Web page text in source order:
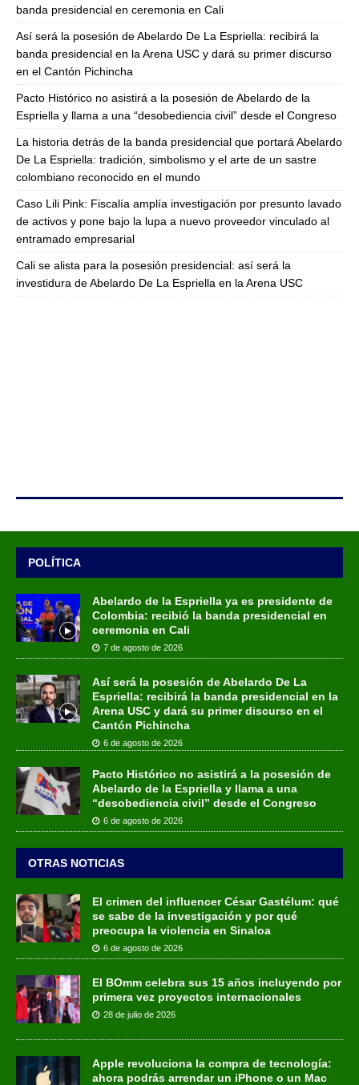
banda presidencial en ceremonia en Cali
Así será la posesión de Abelardo De La Espriella: recibirá la
banda presidencial en la Arena USC y dará su primer discurso
en el Cantón Pichincha
Pacto Histórico no asistirá a la posesión de Abelardo de la
Espriella y llama a una “desobediencia civil” desde el Congreso
La historia detrás de la banda presidencial que portará Abelardo
De La Espriella: tradición, simbolismo y el arte de un sastre
colombiano reconocido en el mundo
Caso Lili Pink: Fiscalía amplía investigación por presunto lavado
de activos y pone bajo la lupa a nuevo proveedor vinculado al
entramado empresarial
Cali se alista para la posesión presidencial: así será la
investidura de Abelardo De La Espriella en la Arena USC
POLÍTICA
Abelardo de la Espriella ya es presidente de
Colombia: recibió la banda presidencial en
ceremonia en Cali
7 de agosto de 2026
Así será la posesión de Abelardo De La
Espriella: recibirá la banda presidencial en la
Arena USC y dará su primer discurso en el
Cantón Pichincha
6 de agosto de 2026
Pacto Histórico no asistirá a la posesión de
Abelardo de la Espriella y llama a una
“desobediencia civil” desde el Congreso
6 de agosto de 2026
OTRAS NOTICIAS
El crimen del influencer César Gastélum: qué
se sabe de la investigación y por qué
preocupa la violencia en Sinaloa
6 de agosto de 2026
El BOmm celebra sus 15 años incluyendo por
primera vez proyectos internacionales
28 de julio de 2026
Apple revoluciona la compra de tecnología:
ahora podrás arrendar un iPhone o un Mac